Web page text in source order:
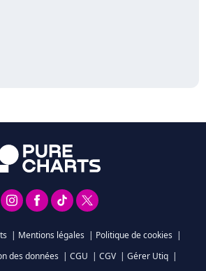
| Mentions légales | Politique de cookies |
des données | CGU | CGV | Gérer Utiq |